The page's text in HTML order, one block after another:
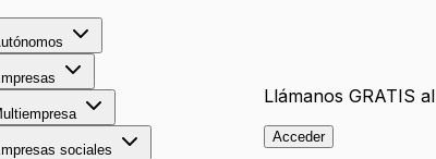
sociales
Llámanos GRATIS al
Acceder